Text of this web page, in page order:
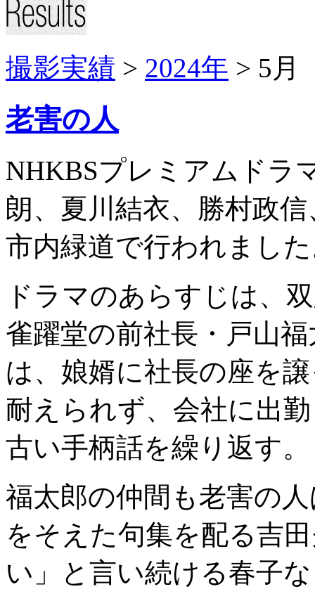
撮影実績 > 2024年 > 5月
老害の人
NHKBSプレミアムドラ
朗、夏川結衣、勝村政
市内緑道で行われまし
ドラマのあらすじは、
雀躍堂の前社長・戸山
は、娘婿に社長の座を
耐えられず、会社に出
古い手柄話を繰り返す。
福太郎の仲間も老害の
をそえた句集を配る吉
い」と言い続ける春子